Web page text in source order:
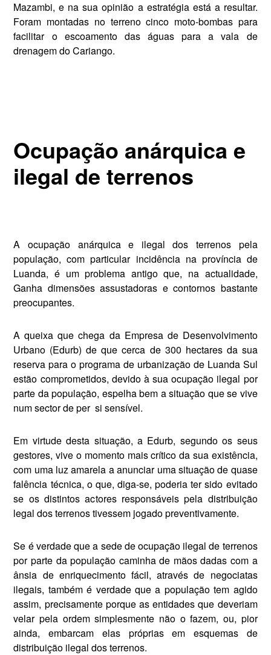
Mazambi, e na sua opi­nião a estratégia está a resultar.
Fo­ram montadas no terreno cinco moto-bombas para
facilitar o escoamento das águas para a vala de
drenagem do Cariango.
Ocupação anárquica e
ilegal de terrenos
A ocupação anárquica e ilegal dos ter­renos pela
população, com particular incidência na província de
Luanda, é um problema antigo que, na actuali­dade,
Ganha dimensões assustadoras e contornos bastante
preocupantes.
A queixa que chega da Empresa de Desenvolvimento
Urbano (Edurb) de que cerca de 300 hectares da sua
reserva para o programa de urbanização de Lu­anda Sul
estão comprometidos, devido à sua ocupação ilegal por
parte da popula­ção, espelha bem a situação que se vive
num sector de per si sensível.
Em virtude desta situação, a Edurb, segundo os seus
gestores, vive o mo­mento mais crítico da sua existência,
com uma luz amarela a anunciar uma situação de quase
falência técnica, o que, diga-se, poderia ter sido evitado
se os distintos actores responsáveis pela distribuição
legal dos terrenos tivessem jogado preventivamente.
Se é verdade que a sede de ocupação ilegal de terrenos
por parte da popu­lação caminha de mãos dadas com a
ânsia de enriquecimento fácil, através de negociatas
ilegais, também é verdade que a população tem agido
assim, precisamente porque as entidades que deve­riam
velar pela ordem simplesmente não o fazem, ou, pior
ainda, embarcam elas próprias em esquemas de
distribuição ilegal dos terrenos.